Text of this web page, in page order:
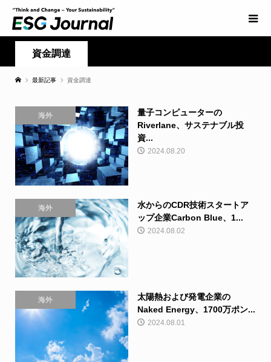
資金調達
最新記事 資金調達
海外
量子コンピューターの
Riverlane、サステナブル投
資...
2024.08.20
海外
水からのCDR技術スタートア
ップ企業Carbon Blue、1...
2024.08.02
海外
太陽熱および発電企業の
Naked Energy、1700万ポン...
2024.08.01